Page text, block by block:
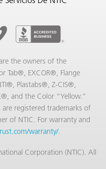
the owners of the
Tab®, EXCOR®, Flange
Plastabs®, Z-CIS®,
and the Color “Yellow.”
registered trademarks of
of NTIC. For warranty and
warranty/.
Corporation (NTIC). All